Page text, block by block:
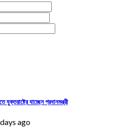
যাচ্ছেন প্রধানমন্ত্রী
ago